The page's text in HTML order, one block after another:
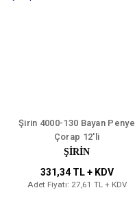
Şirin 4000-130 Bayan Penye
Çorap 12'li
ŞİRİN
331,34 TL + KDV
Adet Fiyatı: 27,61 TL + KDV